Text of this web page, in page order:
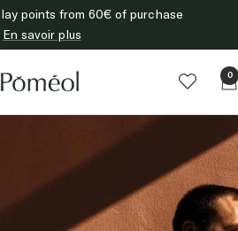
points from 60€ of purchase
En savoir plus
Poméol 0